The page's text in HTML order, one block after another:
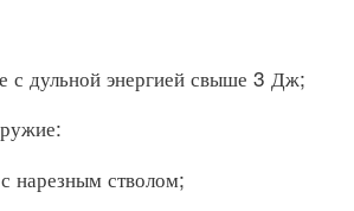
дульной энергией свыше 3 Дж;
нарезным стволом;